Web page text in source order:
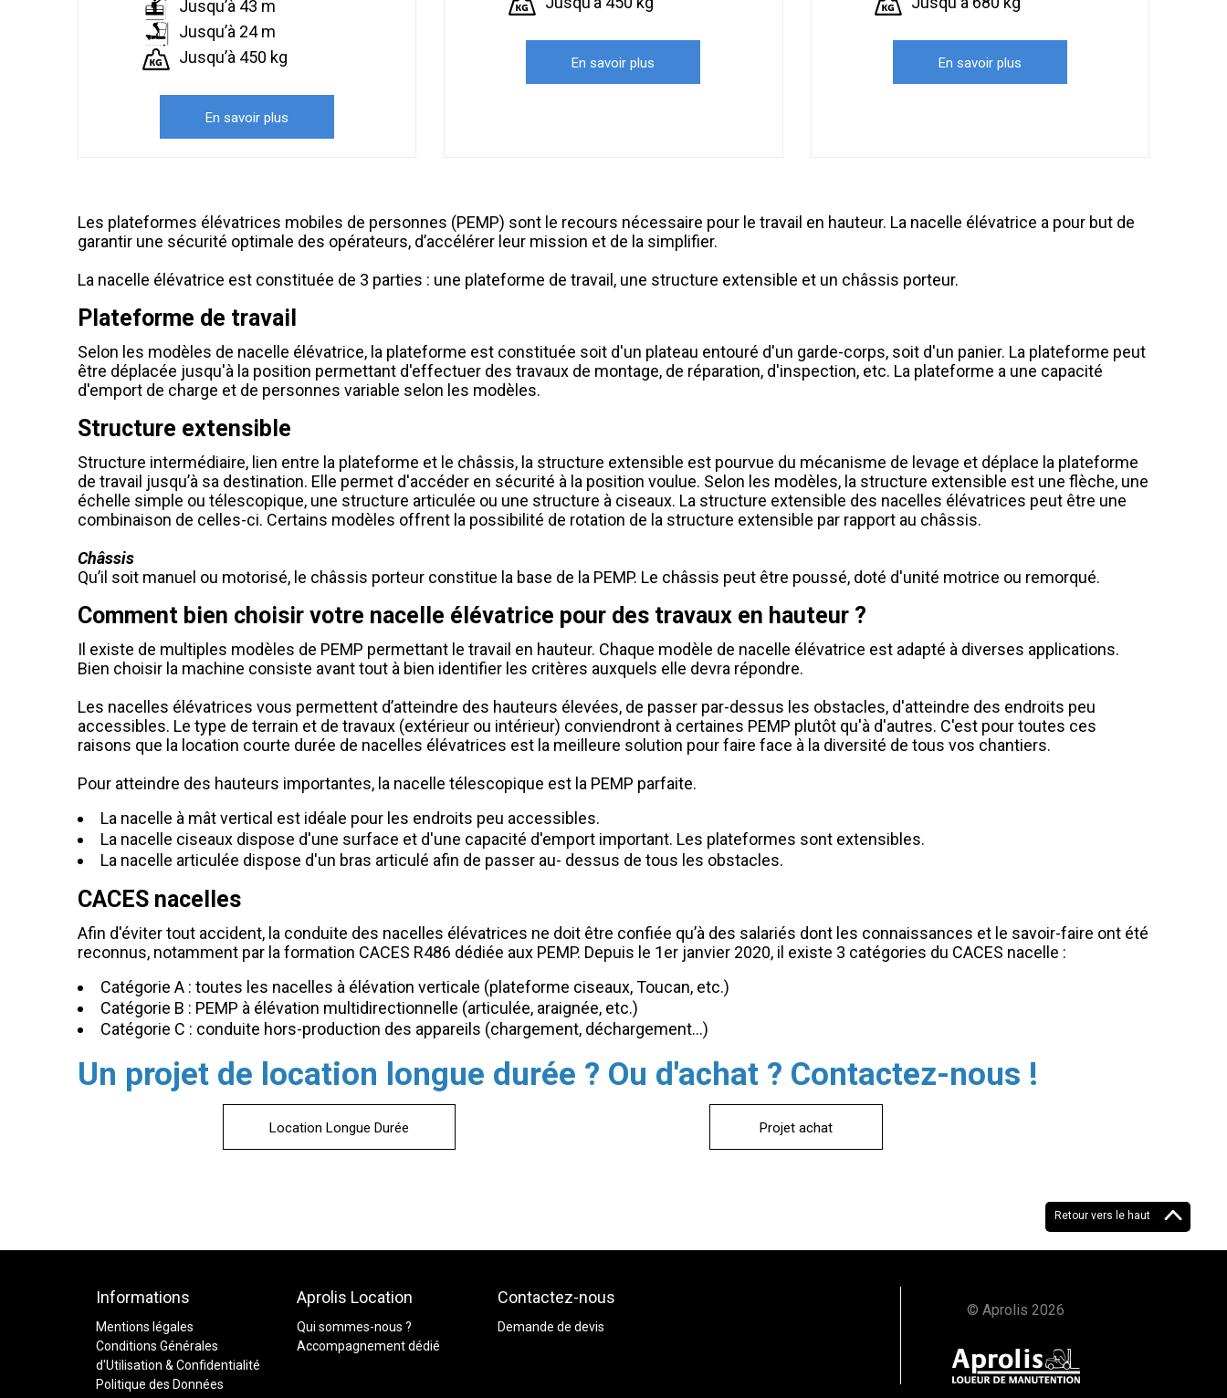
Jusqu’à 43 m
Jusqu’à 24 m
Jusqu’à 450 kg
En savoir plus
En savoir plus En savoir plus
Les plateformes élévatrices mobiles de personnes (PEMP) sont le recours nécessaire pour le travail en hauteur. La nacelle élévatrice a pour but de
garantir une sécurité optimale des opérateurs, d’accélérer leur mission et de la simplifier.
La nacelle élévatrice est constituée de 3 parties : une plateforme de travail, une structure extensible et un châssis porteur.
Plateforme de travail
Selon les modèles de nacelle élévatrice, la plateforme est constituée soit d'un plateau entouré d'un garde-corps, soit d'un panier. La plateforme peut
être déplacée jusqu'à la position permettant d'effectuer des travaux de montage, de réparation, d'inspection, etc. La plateforme a une capacité
d'emport de charge et de personnes variable selon les modèles.
Structure extensible
Structure intermédiaire, lien entre la plateforme et le châssis, la structure extensible est pourvue du mécanisme de levage et déplace la plateforme
de travail jusqu’à sa destination. Elle permet d'accéder en sécurité à la position voulue. Selon les modèles, la structure extensible est une flèche, une
échelle simple ou télescopique, une structure articulée ou une structure à ciseaux. La structure extensible des nacelles élévatrices peut être une
combinaison de celles-ci. Certains modèles offrent la possibilité de rotation de la structure extensible par rapport au châssis.
Châssis
Qu’il soit manuel ou motorisé, le châssis porteur constitue la base de la PEMP. Le châssis peut être poussé, doté d'unité motrice ou remorqué.
Comment bien choisir votre nacelle élévatrice pour des travaux en hauteur ?
Il existe de multiples modèles de PEMP permettant le travail en hauteur. Chaque modèle de nacelle élévatrice est adapté à diverses applications.
Bien choisir la machine consiste avant tout à bien identifier les critères auxquels elle devra répondre.
Les nacelles élévatrices vous permettent d’atteindre des hauteurs élevées, de passer par-dessus les obstacles, d'atteindre des endroits peu
accessibles. Le type de terrain et de travaux (extérieur ou intérieur) conviendront à certaines PEMP plutôt qu'à d'autres. C'est pour toutes ces
raisons que la location courte durée de nacelles élévatrices est la meilleure solution pour faire face à la diversité de tous vos chantiers.
Pour atteindre des hauteurs importantes, la nacelle télescopique est la PEMP parfaite.
La nacelle à mât vertical est idéale pour les endroits peu accessibles.
La nacelle ciseaux dispose d'une surface et d'une capacité d'emport important. Les plateformes sont extensibles.
La nacelle articulée dispose d'un bras articulé afin de passer au- dessus de tous les obstacles.
CACES nacelles
Afin d'éviter tout accident, la conduite des nacelles élévatrices ne doit être confiée qu’à des salariés dont les connaissances et le savoir-faire ont été
reconnus, notamment par la formation CACES R486 dédiée aux PEMP. Depuis le 1er janvier 2020, il existe 3 catégories du CACES nacelle :
Catégorie A : toutes les nacelles à élévation verticale (plateforme ciseaux, Toucan, etc.)
Catégorie B : PEMP à élévation multidirectionnelle (articulée, araignée, etc.)
Catégorie C : conduite hors-production des appareils (chargement, déchargement...)
Un projet de location longue durée ? Ou d'achat ? Contactez-nous !
Location Longue Durée Projet achat
Retour vers le haut
Informations
Mentions légales
Conditions Générales
d'Utilisation & Confidentialité
Politique des Données
Aprolis Location
Qui sommes-nous ?
Accompagnement dédié
Contactez-nous
Demande de devis
© Aprolis 2026